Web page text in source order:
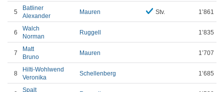
5
Batliner
Alexander
Mauren Stv. 1’861
6
Walch
Norman
Ruggell 1’835
7
Matt
Bruno
Mauren 1’707
8
Hilti-Wohlwend
Veronika
Schellenberg 1’685
Spalt